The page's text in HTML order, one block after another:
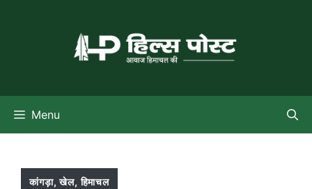
Menu
कांगड़ा,खेल,हिमाचल